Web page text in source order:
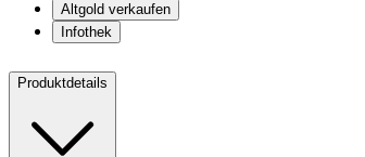
Altgold verkaufen
Infothek
Produktdetails